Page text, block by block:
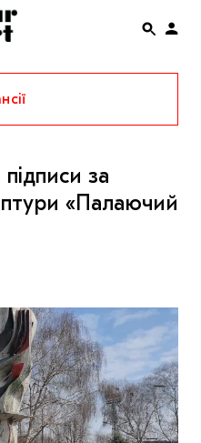
AT VENICE BIENNALE
МАРГІНАЛІЇ
за
«Палаючий